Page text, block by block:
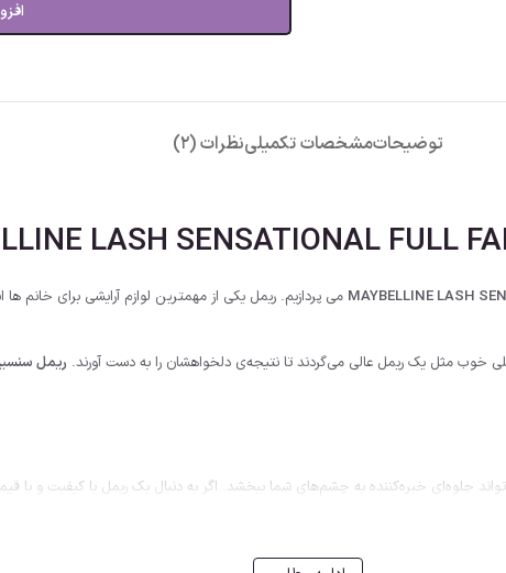
توضیحاتمشخصات تکمیلینظرات (2)
می پردازیم. ریمل یکی از مهمترین لوازم آرایشی برای
خوب مثل یک ریمل عالی می‌گردند تا نتیجه‌ی دلخواهشان را به دست آورند. ریمل
جلوه‌ای خیره‌کننده به چشم‌های شما ببخشد. اگر به دنبال یک ریمل با کیفیت